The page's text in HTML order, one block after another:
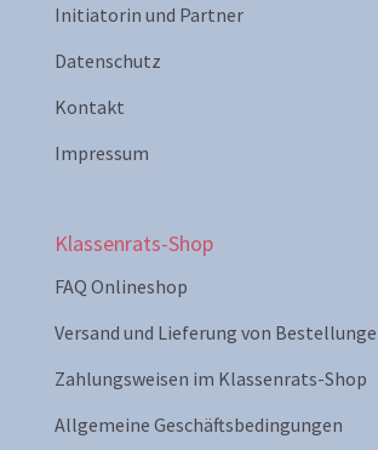
Initiatorin und Partner
Datenschutz
Kontakt
Impressum
Klassenrats-Shop
FAQ Onlineshop
Versand und Lieferung von
Zahlungsweisen im Klassenrats-Shop
Allgemeine Geschäftsbedingungen